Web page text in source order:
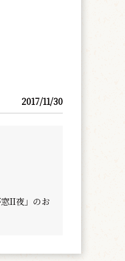
2017/11/30
II夜」のお